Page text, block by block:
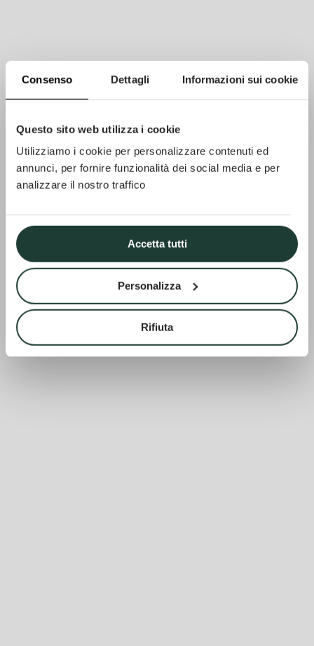
Consenso Dettagli Informazioni sui cookie
Questo sito web utilizza i cookie
Utilizziamo i cookie per personalizzare contenuti ed
annunci, per fornire funzionalità dei social media e per
analizzare il nostro traffico
Accetta tutti
Personalizza
Rifiuta